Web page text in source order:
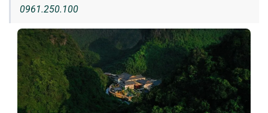
0961.250.100